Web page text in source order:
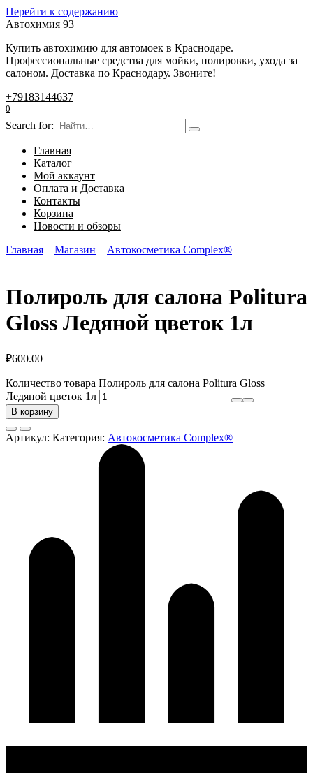
Перейти к содержанию
Автохимия 93
Купить автохимию для автомоек в Краснодаре.
Профессиональные средства для мойки, полировки, ухода за
салоном. Доставка по Краснодару. Звоните!
+79183144637
0
Search for:
Главная
Каталог
Мой аккаунт
Оплата и Доставка
Контакты
Корзина
Новости и обзоры
Главная
Магазин Автокосметика Complex®
Полироль для салона Politura
Gloss Ледяной цветок 1л
₽600.00
Количество товара Полироль для салона Politura Gloss
Ледяной цветок 1л
В корзину
Артикул: Категория: Автокосметика Complex®